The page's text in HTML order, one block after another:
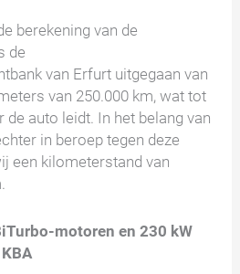
berekening van de
de
van Erfurt uitgegaan van
van 250.000 km, wat tot
de auto leidt. In het belang van
in beroep tegen deze
een kilometerstand van
motoren en 230 kW